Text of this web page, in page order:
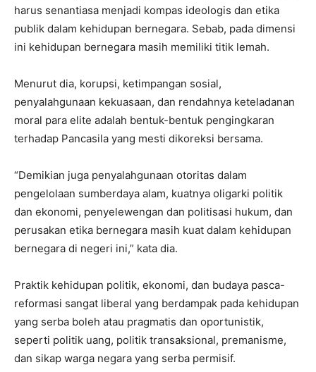
harus senantiasa menjadi kompas ideologis dan etika
publik dalam kehidupan bernegara. Sebab, pada dimensi
ini kehidupan bernegara masih memiliki titik lemah.
Menurut dia, korupsi, ketimpangan sosial,
penyalahgunaan kekuasaan, dan rendahnya keteladanan
moral para elite adalah bentuk-bentuk pengingkaran
terhadap Pancasila yang mesti dikoreksi bersama.
“Demikian juga penyalahgunaan otoritas dalam
pengelolaan sumberdaya alam, kuatnya oligarki politik
dan ekonomi, penyelewengan dan politisasi hukum, dan
perusakan etika bernegara masih kuat dalam kehidupan
bernegara di negeri ini,” kata dia.
Praktik kehidupan politik, ekonomi, dan budaya pasca-
reformasi sangat liberal yang berdampak pada kehidupan
yang serba boleh atau pragmatis dan oportunistik,
seperti politik uang, politik transaksional, premanisme,
dan sikap warga negara yang serba permisif.